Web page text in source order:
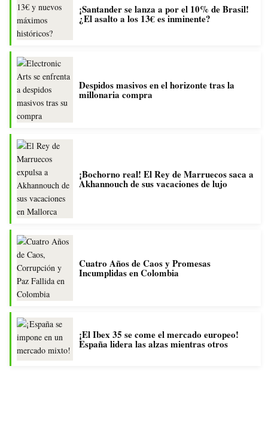
¡Santander se lanza a por el 10% de Brasil!
¿El asalto a los 13€ es inminente?
Despidos masivos en el horizonte tras la
millonaria compra
¡Bochorno real! El Rey de Marruecos saca a
Akhannouch de sus vacaciones de lujo
Cuatro Años de Caos y Promesas
Incumplidas en Colombia
¡El Ibex 35 se come el mercado europeo!
España lidera las alzas mientras otros